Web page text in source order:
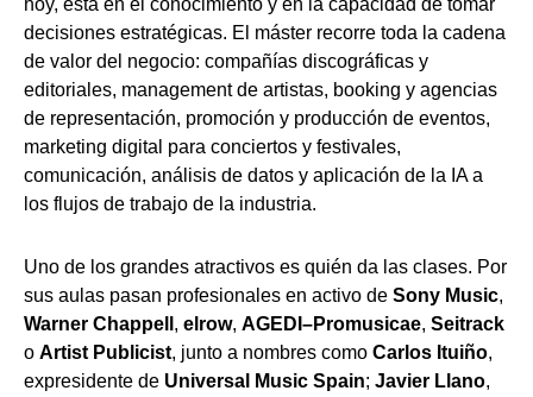
hoy, está en el conocimiento y en la capacidad de tomar
decisiones estratégicas. El máster recorre toda la cadena
de valor del negocio: compañías discográficas y
editoriales, management de artistas, booking y agencias
de representación, promoción y producción de eventos,
marketing digital para conciertos y festivales,
comunicación, análisis de datos y aplicación de la IA a
los flujos de trabajo de la industria.
Uno de los grandes atractivos es quién da las clases. Por
sus aulas pasan profesionales en activo de Sony Music,
Warner Chappell , elrow, AGEDI–Promusicae, Seitrack
o Artist Publicist, junto a nombres como Carlos Ituiño,
expresidente de Universal Music Spain; Javier Llano,